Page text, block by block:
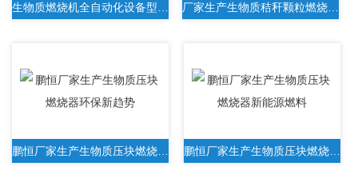
生物质燃烧机全自动化设备型号齐全 厂家生产生物质秸秆颗粒燃烧器环保新趋势
鹏恒厂家生产生物质压块燃烧器环保新趋势 鹏恒厂家生产生物质压块燃烧器新能源燃料